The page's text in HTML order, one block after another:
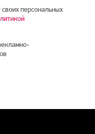
своих персональных